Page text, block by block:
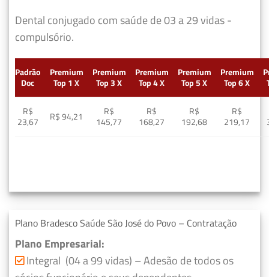
Dental conjugado com saúde de 03 a 29 vidas -
compulsório.
Padrão
Doc
Premium
Top 1 X
Premium
Top 3 X
Premium
Top 4 X
Premium
Top 5 X
Premium
Top 6 X
R$
23,67
R$ 94,21
R$
145,77
R$
168,27
R$
192,68
R$
219,17
Plano Bradesco Saúde São José do Povo – Contratação
Plano Empresarial:
Integral (04 a 99 vidas) – Adesão de todos os